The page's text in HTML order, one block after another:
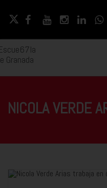
NICOLA VERDE